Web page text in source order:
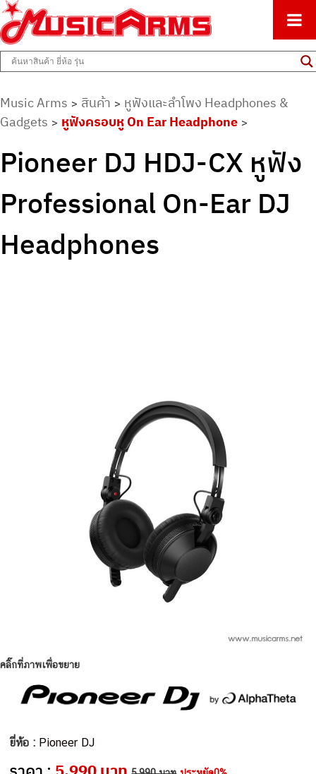
Music Arms
ศูนย์รวมครื่องดนตรีทุกชนิด ตั้งแต่เริ่มต้นถึงมืออาชีพ
Music Arms > สินค้า > หูฟังและลำโพง Headphones &
Gadgets > หูฟังครอบหู On Ear Headphone >
Pioneer DJ HDJ-CX หูฟัง
Professional On-Ear DJ
Headphones
คลิ๊กที่ภาพเพื่อขยาย
ยี่ห้อ : Pioneer DJ